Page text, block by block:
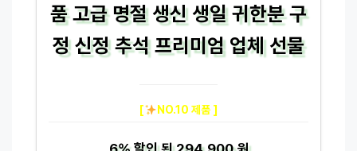
품 고급 명절 생신 생일 귀한분 구
정 신정 추석 프리미엄 업체 선물
[ NO.10 제품 ]